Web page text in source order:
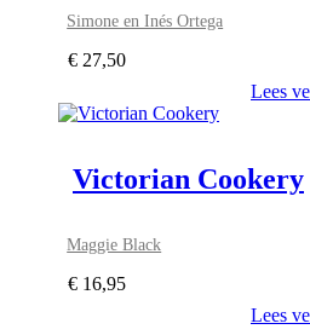
Simone en Inés Ortega
€ 27,50
Lees
Victorian Cookery
Maggie Black
€ 16,95
Lees